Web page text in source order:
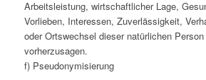
Arbeitsleistung, wirtschaftlicher Lage,
Vorlieben, Interessen, Zuverlässigkeit,
oder Ortswechsel dieser natürlichen
vorherzusagen.
f) Pseudonymisierung